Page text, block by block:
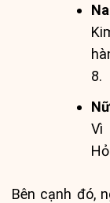
8.
Vì
Bên cạnh đó,